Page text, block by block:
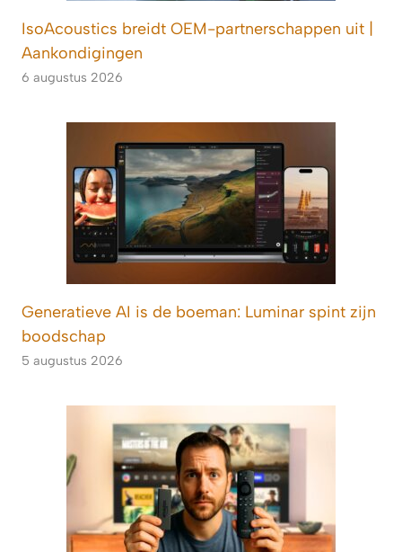
IsoAcoustics breidt OEM-partnerschappen uit |
Aankondigingen
6 augustus 2026
Generatieve AI is de boeman: Luminar spint zijn
boodschap
5 augustus 2026